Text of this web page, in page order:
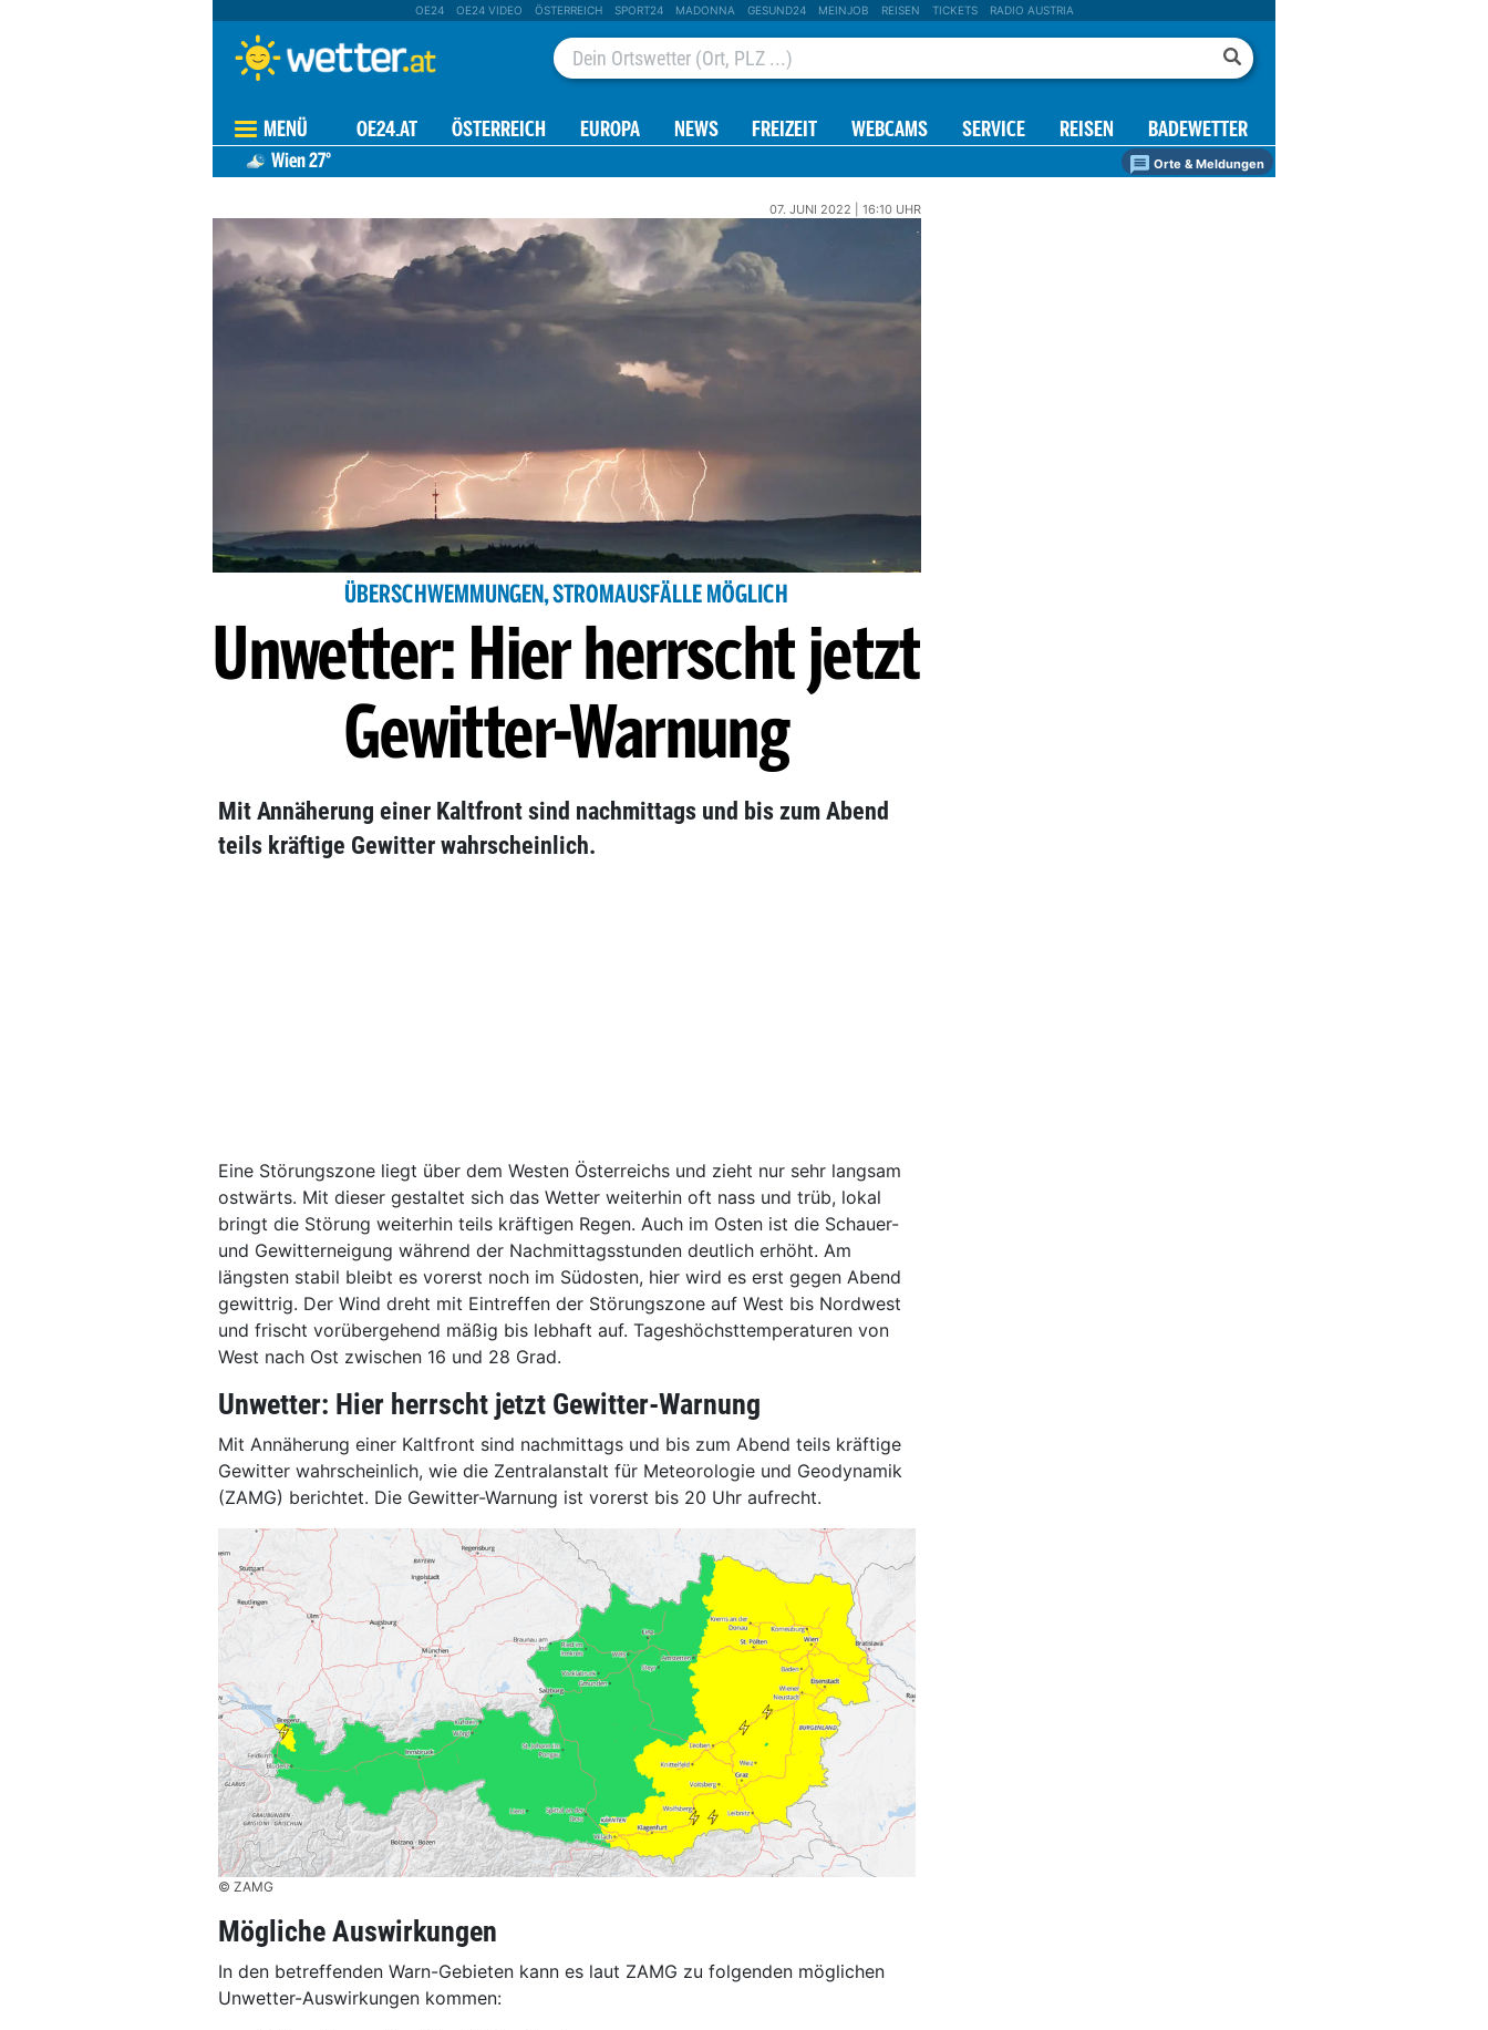
OE24 OE24 VIDEO ÖSTERREICH SPORT24 MADONNA GESUND24 MEINJOB REISEN TICKETS RADIO AUSTRIA
MENÜ OE24.AT ÖSTERREICH EUROPA NEWS FREIZEIT WEBCAMS SERVICE REISEN BADEWETTER
Wien27° Orte & Meldungen
07. JUNI 2022 | 16:10 UHR
ÜBERSCHWEMMUNGEN, STROMAUSFÄLLE MÖGLICH
Unwetter: Hier herrscht jetzt
Gewitter-Warnung
Mit Annäherung einer Kaltfront sind nachmittags und bis zum Abend
teils kräftige Gewitter wahrscheinlich.
Eine Störungszone liegt über dem Westen Österreichs und zieht nur sehr langsam
ostwärts. Mit dieser gestaltet sich das Wetter weiterhin oft nass und trüb, lokal
bringt die Störung weiterhin teils kräftigen Regen. Auch im Osten ist die Schauer-
und Gewitterneigung während der Nachmittagsstunden deutlich erhöht. Am
längsten stabil bleibt es vorerst noch im Südosten, hier wird es erst gegen Abend
gewittrig. Der Wind dreht mit Eintreffen der Störungszone auf West bis Nordwest
und frischt vorübergehend mäßig bis lebhaft auf. Tageshöchsttemperaturen von
West nach Ost zwischen 16 und 28 Grad.
Unwetter: Hier herrscht jetzt Gewitter-Warnung
Mit Annäherung einer Kaltfront sind nachmittags und bis zum Abend teils kräftige
Gewitter wahrscheinlich, wie die Zentralanstalt für Meteorologie und Geodynamik
(ZAMG) berichtet. Die Gewitter-Warnung ist vorerst bis 20 Uhr aufrecht.
© ZAMG
Mögliche Auswirkungen
In den betreffenden Warn-Gebieten kann es laut ZAMG zu folgenden möglichen
Unwetter-Auswirkungen kommen: